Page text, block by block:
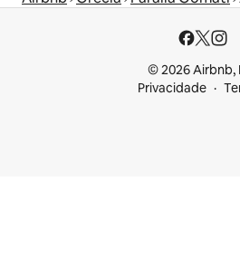
© 2026 Airbnb,
Privacidade